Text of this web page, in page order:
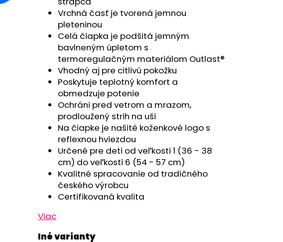
Vrchná časť je tvorená jemnou
pleteninou
Celá čiapka je podšitá jemným
bavlneným úpletom s
termoregulačným materiálom Outlast®
Vhodný aj pre citlivú pokožku
Poskytuje teplotný komfort a
obmedzuje potenie
Ochráni pred vetrom a mrazom,
prodloužený strih na uši
Na čiapke je našité koženkové logo s
reflexnou hviezdou
Určené pre deti od veľkosti 1 (36 - 38
cm) do veľkosti 6 (54 - 57 cm)
Kvalitné spracovanie od tradičného
českého výrobcu
Certifikovaná kvalita
Viac